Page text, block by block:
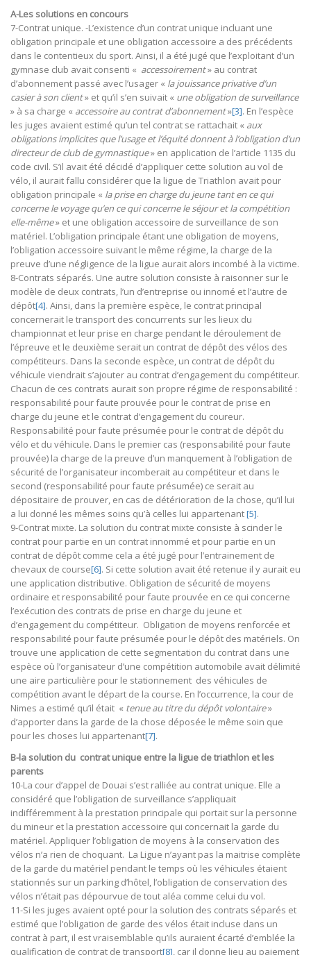
A-Les solutions en concours
7-Contrat unique. -L’existence d’un contrat unique incluant une
obligation principale et une obligation accessoire a des précédents
dans le contentieux du sport. Ainsi, il a été jugé que l’exploitant d’un
gymnase club avait consenti « accessoirement» au contrat
d’abonnement passé avec l’usager « la jouissance privative d’un
casier à son client» et qu’il s’en suivait « une obligation de surveillance
» à sa charge « accessoire au contrat d’abonnement»[3]. En l’espèce
les juges avaient estimé qu’un tel contrat se rattachait « aux
obligations implicites que l’usage et l’équité donnent à l’obligation d’un
directeur de club de gymnastique» en application de l’article 1135 du
code civil. S’il avait été décidé d’appliquer cette solution au vol de
vélo, il aurait fallu considérer que la ligue de Triathlon avait pour
obligation principale « la prise en charge du jeune tant en ce qui
concerne le voyage qu’en ce qui concerne le séjour et la compétition
elle-même» et une obligation accessoire de surveillance de son
matériel. L’obligation principale étant une obligation de moyens,
l’obligation accessoire suivant le même régime, la charge de la
preuve d’une négligence de la ligue aurait alors incombé à la victime.
8-Contrats séparés. Une autre solution consiste à raisonner sur le
modèle de deux contrats, l’un d’entreprise ou innomé et l’autre de
dépôt[4]. Ainsi, dans la première espèce, le contrat principal
concernerait le transport des concurrents sur les lieux du
championnat et leur prise en charge pendant le déroulement de
l’épreuve et le deuxième serait un contrat de dépôt des vélos des
compétiteurs. Dans la seconde espèce, un contrat de dépôt du
véhicule viendrait s’ajouter au contrat d’engagement du compétiteur.
Chacun de ces contrats aurait son propre régime de responsabilité :
responsabilité pour faute prouvée pour le contrat de prise en
charge du jeune et le contrat d’engagement du coureur.
Responsabilité pour faute présumée pour le contrat de dépôt du
vélo et du véhicule. Dans le premier cas (responsabilité pour faute
prouvée) la charge de la preuve d’un manquement à l’obligation de
sécurité de l’organisateur incomberait au compétiteur et dans le
second (responsabilité pour faute présumée) ce serait au
dépositaire de prouver, en cas de détérioration de la chose, qu’il lui
a lui donné les mêmes soins qu’à celles lui appartenant[5].
9-Contrat mixte. La solution du contrat mixte consiste à scinder le
contrat pour partie en un contrat innommé et pour partie en un
contrat de dépôt comme cela a été jugé pour l’entrainement de
chevaux de course[6]. Si cette solution avait été retenue il y aurait eu
une application distributive. Obligation de sécurité de moyens
ordinaire et responsabilité pour faute prouvée en ce qui concerne
l’exécution des contrats de prise en charge du jeune et
d’engagement du compétiteur. Obligation de moyens renforcée et
responsabilité pour faute présumée pour le dépôt des matériels. On
trouve une application de cette segmentation du contrat dans une
espèce où l’organisateur d’une compétition automobile avait délimité
une aire particulière pour le stationnement des véhicules de
compétition avant le départ de la course. En l’occurrence, la cour de
Nimes a estimé qu’il était « tenue au titre du dépôt volontaire»
d’apporter dans la garde de la chose déposée le même soin que
pour les choses lui appartenant[7].
B-la solution du contrat unique entre la ligue de triathlon et les
parents
10-La cour d’appel de Douai s’est ralliée au contrat unique. Elle a
considéré que l’obligation de surveillance s’appliquait
indifféremment à la prestation principale qui portait sur la personne
du mineur et la prestation accessoire qui concernait la garde du
matériel. Appliquer l’obligation de moyens à la conservation des
vélos n’a rien de choquant. La Ligue n’ayant pas la maitrise complète
de la garde du matériel pendant le temps où les véhicules étaient
stationnés sur un parking d’hôtel, l’obligation de conservation des
vélos n’était pas dépourvue de tout aléa comme celui du vol.
11-Si les juges avaient opté pour la solution des contrats séparés et
estimé que l’obligation de garde des vélos était incluse dans un
contrat à part, il est vraisemblable qu’ils auraient écarté d’emblée la
qualification de contrat de transport[8], car il donne lieu au paiement